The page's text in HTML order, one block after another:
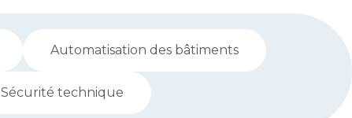
Automatisation des bâtiments
Sécurité technique